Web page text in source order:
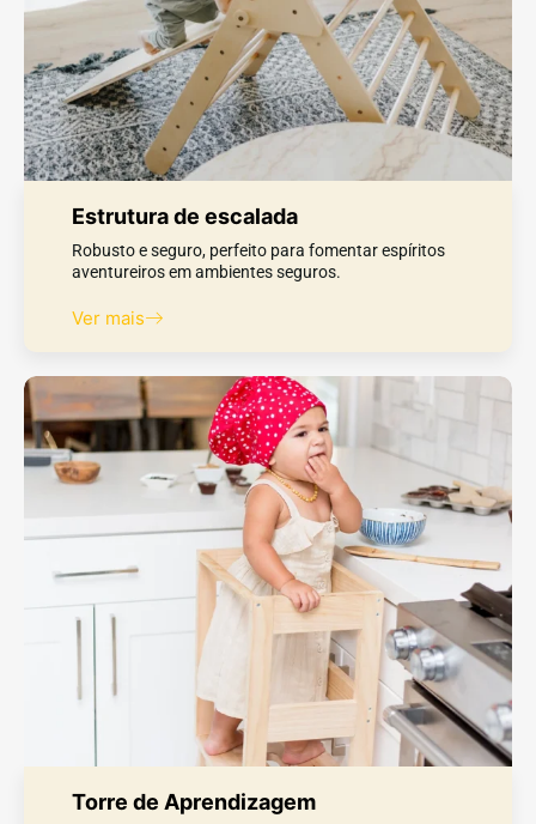
Estrutura de escalada
Robusto e seguro, perfeito para fomentar espíritos
aventureiros em ambientes seguros.
Ver mais
Torre de Aprendizagem